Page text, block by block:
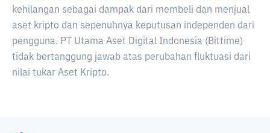
kehilangan sebagai dampak dari membeli dan menjual
aset kripto dan sepenuhnya keputusan independen dari
pengguna. PT Utama Aset Digital Indonesia (Bittime)
tidak bertanggung jawab atas perubahan fluktuasi dari
nilai tukar Aset Kripto.